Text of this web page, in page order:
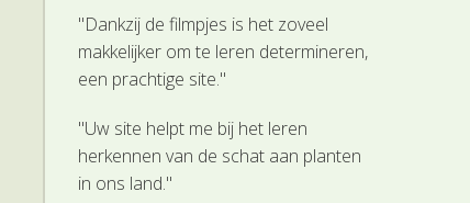
"Dankzij de filmpjes is het zoveel
makkelijker om te leren determineren,
een prachtige site."
"Uw site helpt me bij het leren
herkennen van de schat aan planten
in ons land."